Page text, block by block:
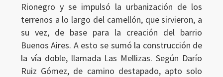
Rionegro y se impulsó la urbanización de los
terrenos a lo largo del camellón, que sirvieron, a
su vez, de base para la creación del barrio
Buenos Aires. A esto se sumó la construcción de
la vía doble, llamada Las Mellizas. Según Darío
Ruiz Gómez, de camino destapado, apto solo